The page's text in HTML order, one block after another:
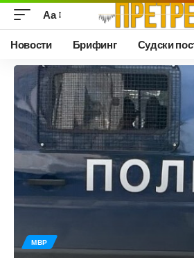
Аа
Новости Брифинг Судски
МВР